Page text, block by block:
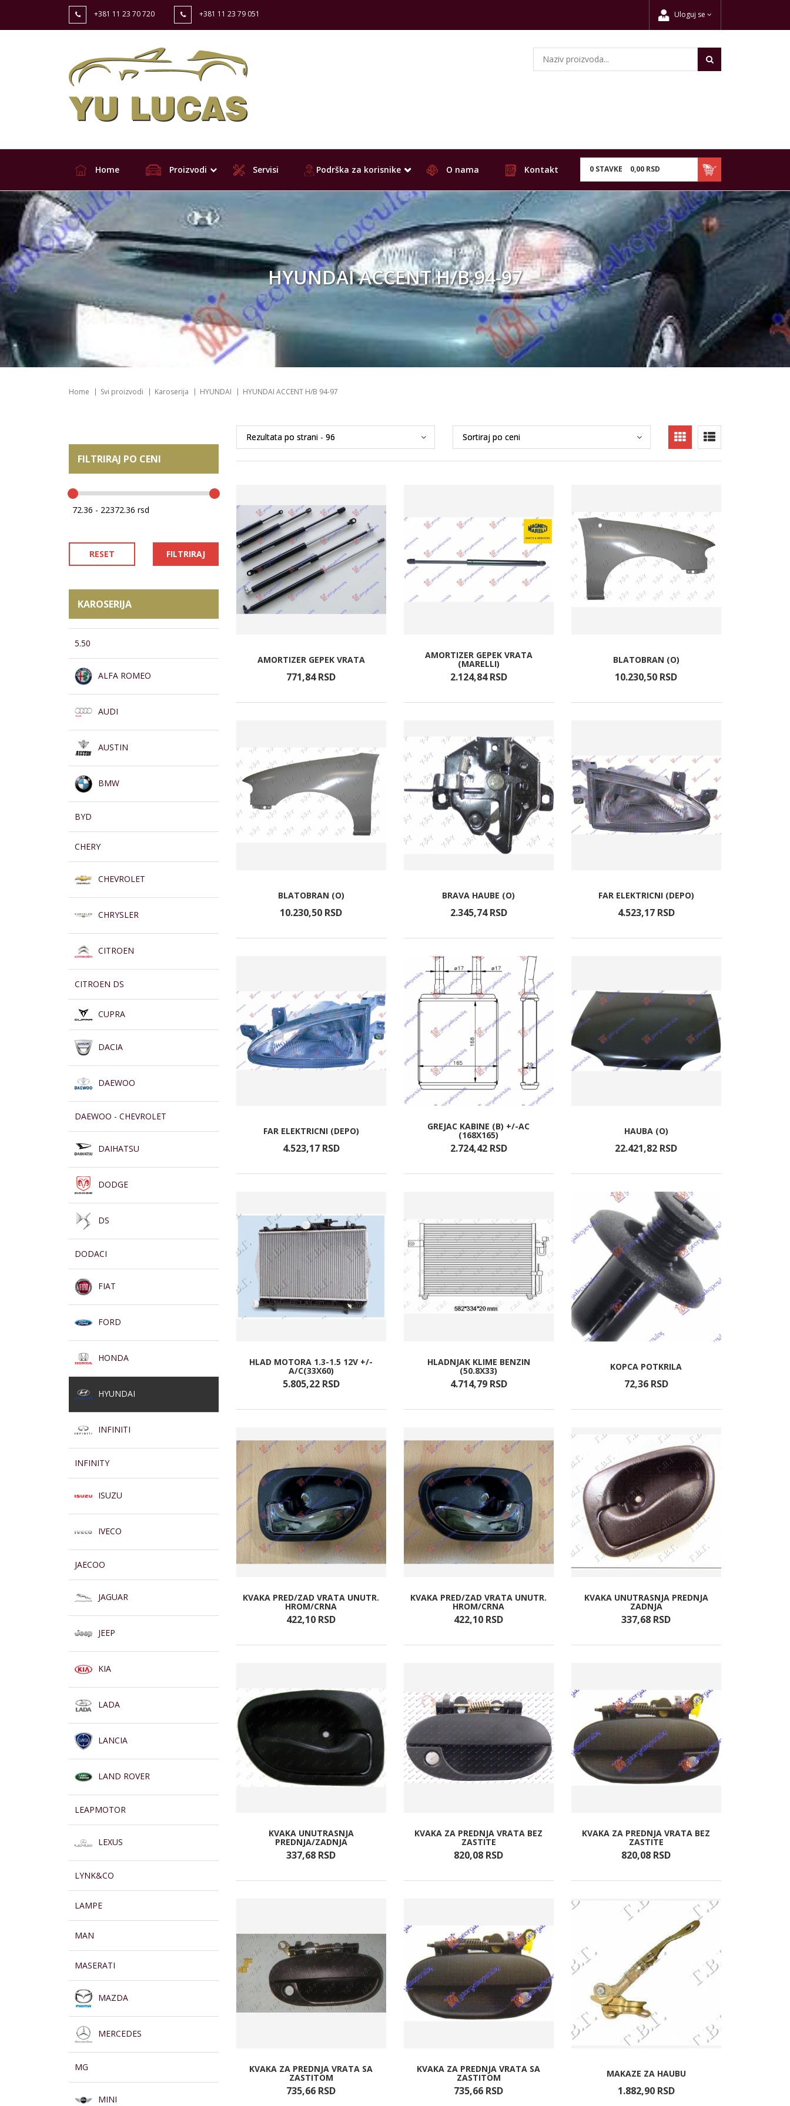
+381 11 23 70 720 +381 11 23 79 051 Uloguj se
0 STAVKE 0,00 RSD
Home Proizvodi Servisi Podrška za korisnike O nama Kontakt
HYUNDAI ACCENT H/B 94-97
Home Svi proizvodi Karoserija HYUNDAI HYUNDAI ACCENT H/B 94-97
FILTRIRAJ PO CENI
RESET FILTRIRAJ
KAROSERIJA
5.50
ALFA ROMEO
AUDI
AUSTIN
BMW
BYD
CHERY
CHEVROLET
CHRYSLER
CITROEN
CITROEN DS
CUPRA
DACIA
DAEWOO
DAEWOO - CHEVROLET
DAIHATSU
DODGE
DS
DODACI
FIAT
FORD
HONDA
HYUNDAI
INFINITI
INFINITY
ISUZU
IVECO
JAECOO
JAGUAR
JEEP
KIA
LADA
LANCIA
LAND ROVER
LEAPMOTOR
LEXUS
LYNK&CO
LAMPE
MAN
MASERATI
MAZDA
MERCEDES
MG
MINI
AMORTIZER GEPEK VRATA
771,84 RSD
AMORTIZER GEPEK VRATA
(MARELLI)
2.124,84 RSD
BLATOBRAN (O)
10.230,50 RSD
BLATOBRAN (O)
10.230,50 RSD
BRAVA HAUBE (O)
2.345,74 RSD
FAR ELEKTRICNI (DEPO)
4.523,17 RSD
FAR ELEKTRICNI (DEPO)
4.523,17 RSD
GREJAC KABINE (B) +/-AC
(168X165)
2.724,42 RSD
HAUBA (O)
22.421,82 RSD
HLAD MOTORA 1.3-1.5 12V +/-
A/C(33X60)
5.805,22 RSD
HLADNJAK KLIME BENZIN
(50.8X33)
4.714,79 RSD
KOPCA POTKRILA
72,36 RSD
KVAKA PRED/ZAD VRATA UNUTR.
HROM/CRNA
422,10 RSD
KVAKA PRED/ZAD VRATA UNUTR.
HROM/CRNA
422,10 RSD
KVAKA UNUTRASNJA PREDNJA
ZADNJA
337,68 RSD
KVAKA UNUTRASNJA
PREDNJA/ZADNJA
337,68 RSD
KVAKA ZA PREDNJA VRATA BEZ
ZASTITE
820,08 RSD
KVAKA ZA PREDNJA VRATA BEZ
ZASTITE
820,08 RSD
KVAKA ZA PREDNJA VRATA SA
ZASTITOM
735,66 RSD
KVAKA ZA PREDNJA VRATA SA
ZASTITOM
735,66 RSD
MAKAZE ZA HAUBU
1.882,90 RSD